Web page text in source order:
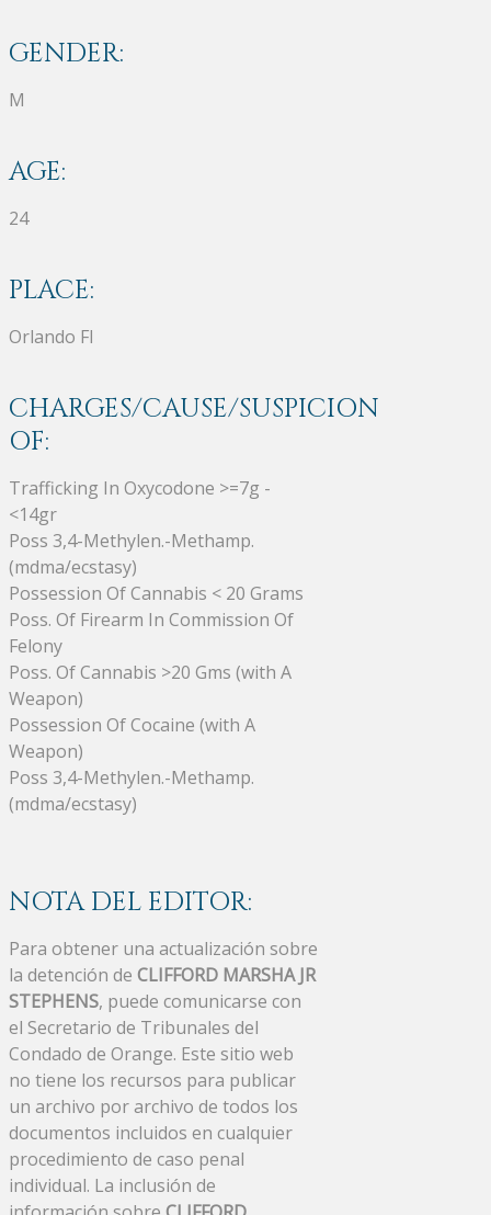
GENDER:
M
AGE:
24
PLACE:
Orlando Fl
CHARGES/CAUSE/SUSPICION
OF:
Trafficking In Oxycodone >=7g -
<14gr
Poss 3,4-Methylen.-Methamp.
(mdma/ecstasy)
Possession Of Cannabis < 20 Grams
Poss. Of Firearm In Commission Of
Felony
Poss. Of Cannabis >20 Gms (with A
Weapon)
Possession Of Cocaine (with A
Weapon)
Poss 3,4-Methylen.-Methamp.
(mdma/ecstasy)
NOTA DEL EDITOR:
Para obtener una actualización sobre
la detención de CLIFFORD MARSHA JR
STEPHENS, puede comunicarse con
el Secretario de Tribunales del
Condado de Orange. Este sitio web
no tiene los recursos para publicar
un archivo por archivo de todos los
documentos incluidos en cualquier
procedimiento de caso penal
individual. La inclusión de